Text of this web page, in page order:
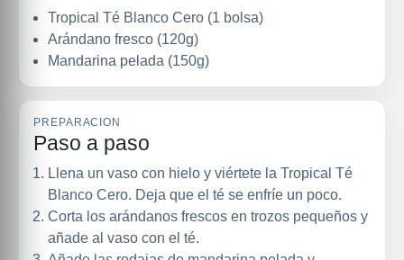
Tropical Té Blanco Cero (1 bolsa)
Arándano fresco (120g)
Mandarina pelada (150g)
PREPARACION
Paso a paso
Llena un vaso con hielo y viértete la Tropical Té
Blanco Cero. Deja que el té se enfríe un poco.
Corta los arándanos frescos en trozos pequeños y
añade al vaso con el té.